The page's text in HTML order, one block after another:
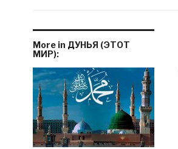
More in ДУНЬЯ (ЭТОТ
МИР):